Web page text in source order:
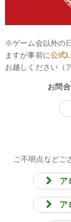
※ゲーム会以外の
ますが事前に公式
お越しください（
お問
ご不明点などご
ア
ア